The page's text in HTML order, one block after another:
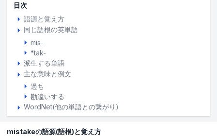
目次
語源と覚え方
同じ語根の英単語
mis-
*tak-
派生する単語
主な意味と例文
過ち
勘違いする
WordNet(他の単語との繋がり)
mistakeの語源(語根)と覚え方